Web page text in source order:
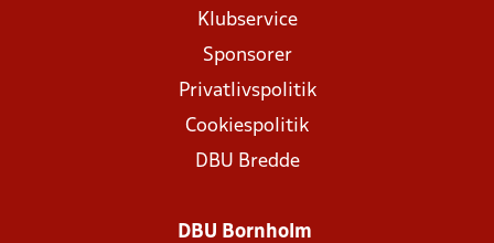
Klubservice
Sponsorer
Privatlivspolitik
Cookiespolitik
DBU Bredde
DBU Bornholm